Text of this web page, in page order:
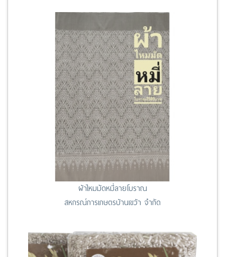
ผ้าไหมมัดหมี่ลายโบราณ
สหกรณ์การเกษตรบ้านเขว้า จำกัด